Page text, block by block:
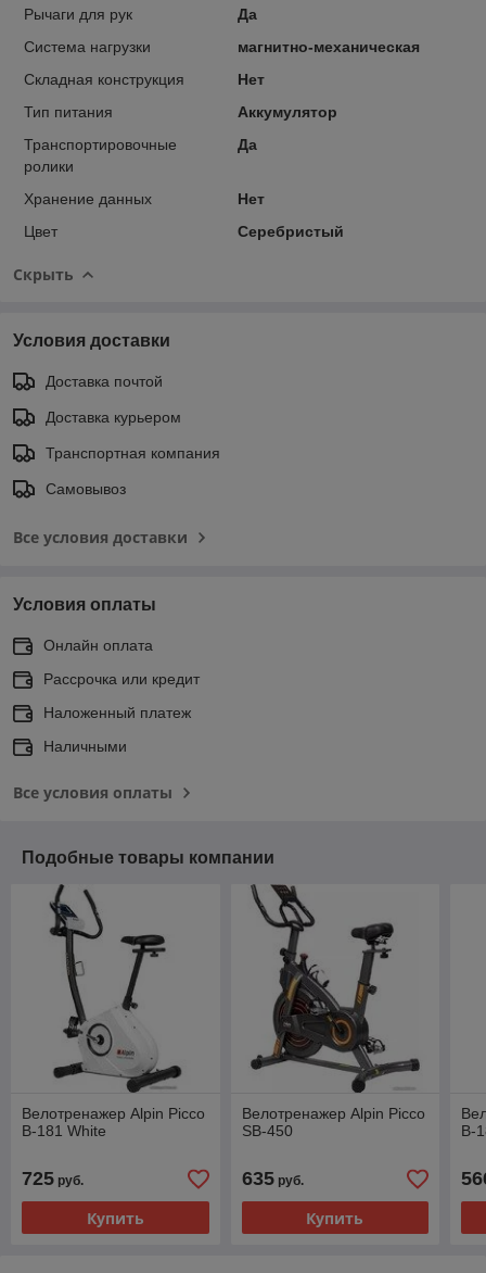
Рычаги для рук
Да
Система нагрузки
магнитно-механическая
Складная конструкция
Нет
Тип питания
Аккумулятор
Транспортировочные
ролики
Да
Хранение данных
Нет
Цвет
Серебристый
Скрыть
Условия доставки
Доставка почтой
Доставка курьером
Транспортная компания
Самовывоз
Все условия доставки
Условия оплаты
Онлайн оплата
Рассрочка или кредит
Наложенный платеж
Наличными
Все условия оплаты
Подобные товары компании
Велотренажер Alpin Picco
B-181 White
725 руб.
Купить
Велотренажер Alpin Picco
SB-450
635руб.
Купить
B-